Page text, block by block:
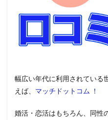
幅広い年代に利用されている
えば、 マッチドットコム ！
婚活・恋活はもちろん、同性